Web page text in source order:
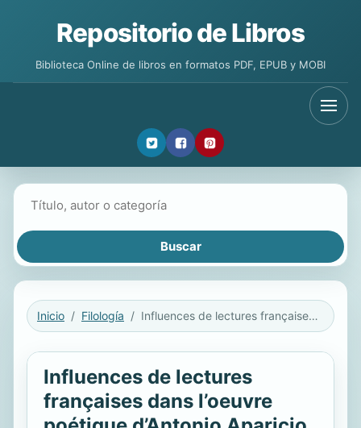
Repositorio de Libros
Biblioteca Online de libros en formatos PDF, EPUB y MOBI
Inicio Filología Influences de lectures françaises dans l’oeuvre poétique d’Antonio Aparicio
Influences de lectures
françaises dans l’oeuvre